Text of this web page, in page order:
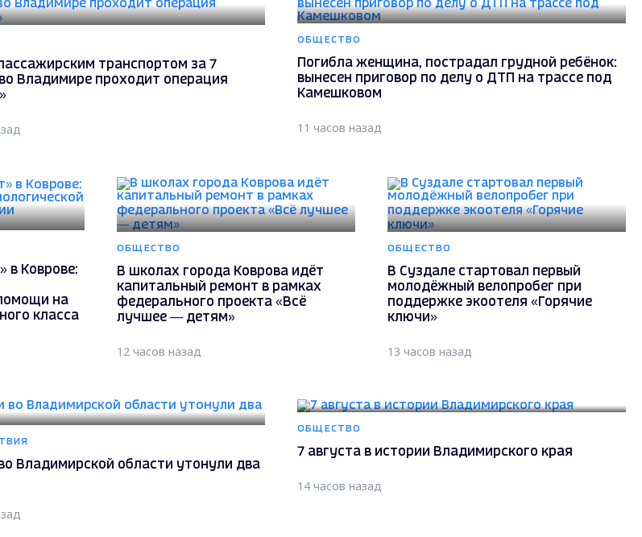
транспортом за 7
Владимире проходит операция
ОБЩЕСТВО
Погибла женщина, пострадал грудной ребёнок:
вынесен приговор по делу о ДТП на трассе под
Камешковом
11 часов назад
в Коврове:
на
класса
ОБЩЕСТВО
В школах города Коврова идёт
капитальный ремонт в рамках
федерального проекта «Всё
лучшее — детям»
12 часов назад
ОБЩЕСТВО
В Суздале стартовал первый
молодёжный велопробег при
поддержке экоотеля «Горячие
ключи»
13 часов назад
Владимирской области утонули два
ОБЩЕСТВО
7 августа в истории Владимирского края
14 часов назад